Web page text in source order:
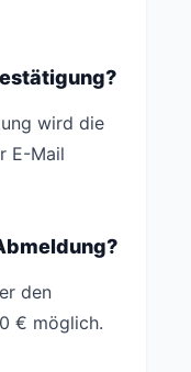
wird die
E-Mail
den
€ möglich.